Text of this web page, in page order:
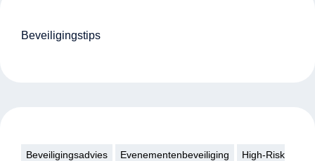
Beveiligingstips
Beveiligingsadvies Evenementenbeveiliging
High-Risk